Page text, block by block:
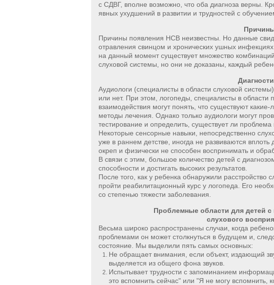
с СДВГ, вполне возможно, что оба диагноза верны.
явных ухудшений в развитии и трудностей с
Причины появления НСВ неизвестны. Но данные
отравления свинцом и хронических ушных
на данный момент существует множество
слуховой системы, но они не доказаны, каждый
Аудиологи (специалисты в области слуховой
или нет. При этом, логопеды, специалисты в области
взаимодействия могут понять, что существуют
методы лечения. Однако только аудиологи могут
тестирование и определить, существует ли
Некоторые сенсорные навыки, непосредственно
уже в раннем детстве, иногда не развиваются вплоть
окреп и физически не способен воспринимать и
В связи с этим, большое количество детей с
способности и достигать высоких результатов.
После того, как у ребенка обнаружили расстройство
пройти реабилитационный курс у логопеда. Его
со степенью тяжести заболевания.
Проблемные области для детей
слухового
Весьма широко распространены случаи, когда
проблемами он может столкнуться в будущем и,
состояние. Мы выделили пять самых основных:
Не обращает внимания, если объект, издающий
выделяется из общего фона звуков.
Испытывает трудности с запоминанием
это вспомнить сейчас" или "Я не могу вспомнить,